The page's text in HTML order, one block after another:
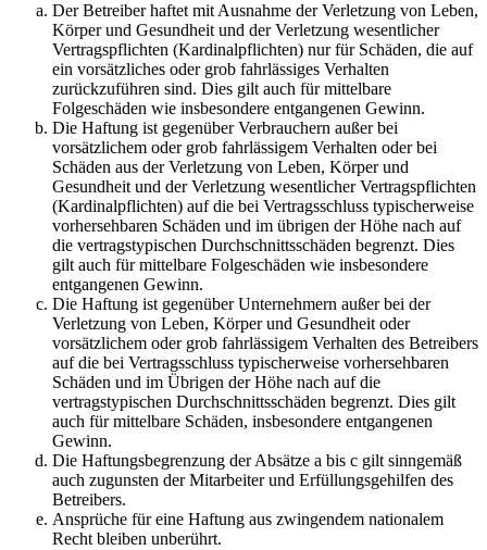
Der Betreiber haftet mit Ausnahme der Verletzung von Leben,
Körper und Gesundheit und der Verletzung wesentlicher
Vertragspflichten (Kardinalpflichten) nur für Schäden, die auf
ein vorsätzliches oder grob fahrlässiges Verhalten
zurückzuführen sind. Dies gilt auch für mittelbare
Folgeschäden wie insbesondere entgangenen Gewinn.
Die Haftung ist gegenüber Verbrauchern außer bei
vorsätzlichem oder grob fahrlässigem Verhalten oder bei
Schäden aus der Verletzung von Leben, Körper und
Gesundheit und der Verletzung wesentlicher Vertragspflichten
(Kardinalpflichten) auf die bei Vertragsschluss typischerweise
vorhersehbaren Schäden und im übrigen der Höhe nach auf
die vertragstypischen Durchschnittsschäden begrenzt. Dies
gilt auch für mittelbare Folgeschäden wie insbesondere
entgangenen Gewinn.
Die Haftung ist gegenüber Unternehmern außer bei der
Verletzung von Leben, Körper und Gesundheit oder
vorsätzlichem oder grob fahrlässigem Verhalten des Betreibers
auf die bei Vertragsschluss typischerweise vorhersehbaren
Schäden und im Übrigen der Höhe nach auf die
vertragstypischen Durchschnittsschäden begrenzt. Dies gilt
auch für mittelbare Schäden, insbesondere entgangenen
Gewinn.
Die Haftungsbegrenzung der Absätze a bis c gilt sinngemäß
auch zugunsten der Mitarbeiter und Erfüllungsgehilfen des
Betreibers.
Ansprüche für eine Haftung aus zwingendem nationalem
Recht bleiben unberührt.